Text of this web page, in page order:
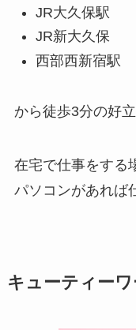
JR大久保駅
JR新大久保
西部西新宿駅
から徒歩3分の好立
在宅で仕事をする
パソコンがあれば
キューティー